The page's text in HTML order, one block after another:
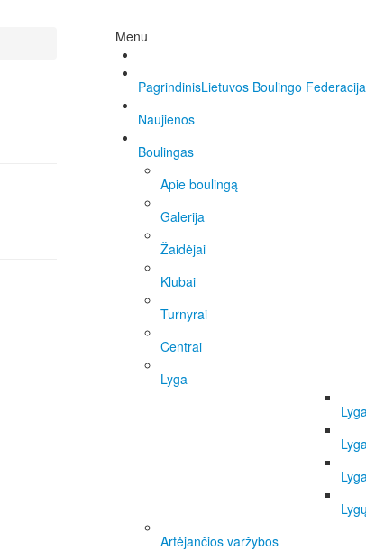
Menu
PagrindinisLietuvos Boulingo Federacija
Naujienos
Boulingas
Apie boulingą
Galerija
Žaidėjai
Klubai
Turnyrai
Centrai
Lyga
Artėjančios varžybos